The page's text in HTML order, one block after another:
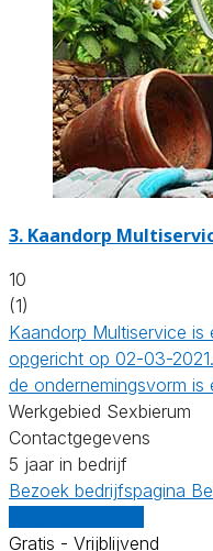
3. Kaandorp
10
(1)
Kaandorp Multiservice
opgericht op 02-03-
de ondernemingsvorm is
Werkgebied Sexbierum
Contactgegevens
5 jaar in bedrijf
Bezoek bedrijfspagina
Gratis - Vrijblijvend